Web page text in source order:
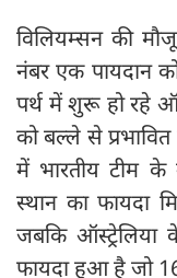
विलियम्सन की
नंबर एक पायदान
पर्थ में शुरू हो रहे
को बल्ले से
में भारतीय टीम के
स्थान का फायदा
जबकि ऑस्ट्रेलिया
फायदा हुआ है जो